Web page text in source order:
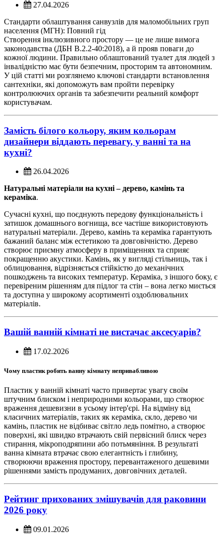
27.04.2026
Стандарти облаштування санвузлів для маломобільних груп
населення (МГН): Повний гід
Створення інклюзивного простору — це не лише вимога
законодавства (ДБН В.2.2-40:2018), а й прояв поваги до
кожної людини. Правильно облаштований туалет для людей з
інвалідністю має бути безпечним, просторим та автономним.
У цій статті ми розглянемо ключові стандарти встановлення
сантехніки, які допоможуть вам пройти перевірку
контролюючих органів та забезпечити реальний комфорт
користувачам.
Замість білого кольору, яким кольорам
дизайнери віддають перевагу, у ванні та на
кухні?
26.04.2026
Натуральні матеріали на кухні – дерево, камінь та
кераміка.
Сучасні кухні, що поєднують передову функціональність і
затишок домашнього вогнища, все частіше використовують
натуральні матеріали. Дерево, камінь та кераміка гарантують
бажаний баланс між естетикою та довговічністю. Дерево
створює приємну атмосферу в приміщеннях та сприяє
покращенню акустики. Камінь, як у вигляді стільниць, так і
облицювання, відрізняється стійкістю до механічних
пошкоджень та високих температур. Кераміка, з іншого боку, є
перевіреним рішенням для підлог та стін – вона легко миється
та доступна у широкому асортименті оздоблювальних
матеріалів.
Вашій ванній кімнаті не вистачає аксесуарів?
17.02.2026
Чому пластик робить ванну кімнату непривабливою
Пластик у ванній кімнаті часто привертає увагу своїм
штучним блиском і неприродними кольорами, що створює
враження дешевизни в усьому інтер'єрі. На відміну від
класичних матеріалів, таких як кераміка, скло, дерево чи
камінь, пластик не відбиває світло ледь помітно, а створює
поверхні, які швидко втрачають свій первісний блиск через
стирання, мікроподряпини або потьмяніння. В результаті
ванна кімната втрачає свою елегантність і глибину,
створюючи враження простору, перевантаженого дешевими
рішеннями замість продуманих, довговічних деталей.
Рейтинг прихованих змішувачів для раковини
2026 року
09.01.2026